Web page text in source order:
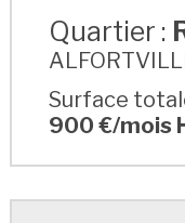
Quartier :
Surface
900 €/mois